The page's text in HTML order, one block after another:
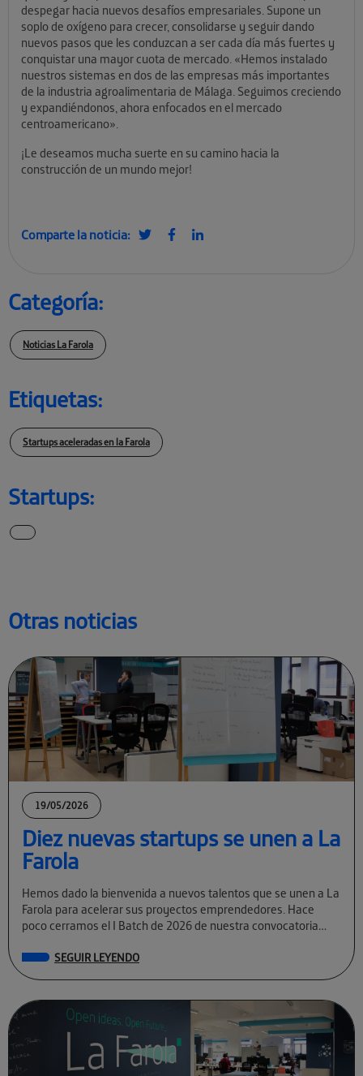
Otras noticias
19/05/2026
Diez nuevas startups se unen a La
Farola
Hemos dado la bienvenida a nuevos talentos que se unen a La
Farola para acelerar sus proyectos emprendedores. Hace
poco cerramos el I Batch de 2026 de nuestra convocatoria
SEGUIR LEYENDO
despegar hacia nuevos desafíos empresariales. Supone un
soplo de oxígeno para crecer, consolidarse y seguir dando
nuevos pasos que les conduzcan a ser cada día más fuertes y
conquistar una mayor cuota de mercado. «Hemos instalado
nuestros sistemas en dos de las empresas más importantes
de la industria agroalimentaria de Málaga. Seguimos creciendo
y expandiéndonos, ahora enfocados en el mercado
centroamericano».
¡Le deseamos mucha suerte en su camino hacia la
construcción de un mundo mejor!
Comparte la noticia:
Categoría:
Noticias La Farola
Etiquetas:
Startups aceleradas en la Farola
Startups: